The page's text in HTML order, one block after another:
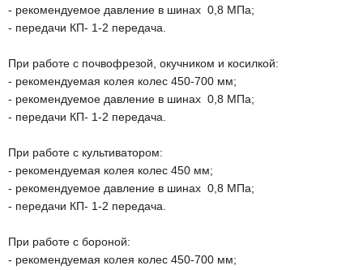
- рекомендуемое давление в шинах 0,8 МПа;
- передачи КП- 1-2 передача.
При работе с почвофрезой, окучником и косилкой:
- рекомендуемая колея колес 450-700 мм;
- рекомендуемое давление в шинах 0,8 МПа;
- передачи КП- 1-2 передача.
При работе с культиватором:
- рекомендуемая колея колес 450 мм;
- рекомендуемое давление в шинах 0,8 МПа;
- передачи КП- 1-2 передача.
При работе с бороной:
- рекомендуемая колея колес 450-700 мм;